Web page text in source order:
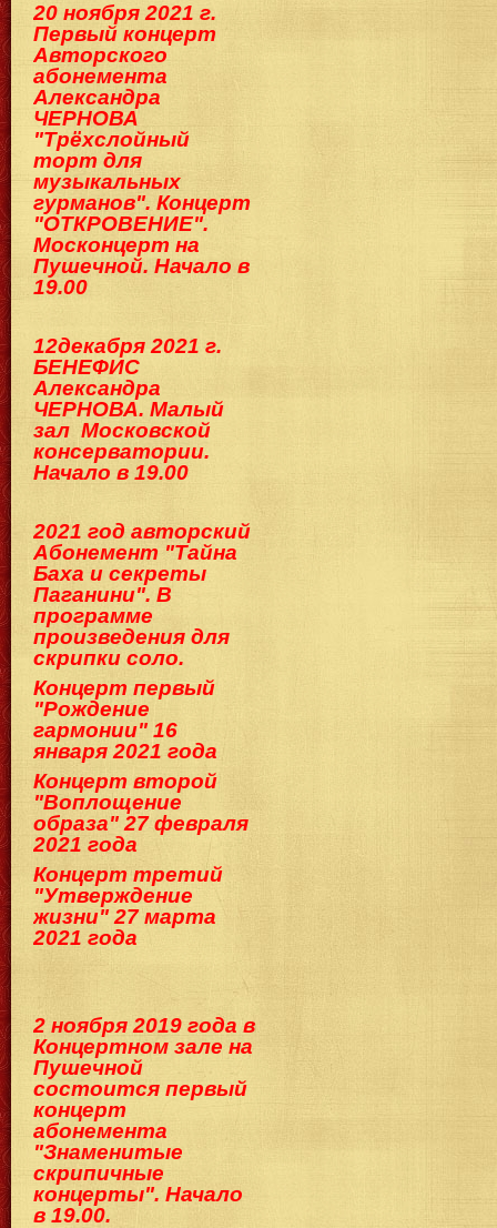
20 ноября 2021 г.
Первый концерт
Авторского
абонемента
Александра
ЧЕРНОВА
"Трёхслойный
торт для
музыкальных
гурманов". Концерт
"ОТКРОВЕНИЕ".
Москонцерт на
Пушечной. Начало в
19.00
12декабря 2021 г.
БЕНЕФИС
Александра
ЧЕРНОВА. Малый
зал Московской
консерватории.
Начало в 19.00
2021 год авторский
Абонемент "Тайна
Баха и секреты
Паганини". В
программе
произведения для
скрипки соло.
Концерт первый
"Рождение
гармонии" 16
января 2021 года
Концерт второй
"Воплощение
образа" 27 февраля
2021 года
Концерт третий
"Утверждение
жизни" 27 марта
2021 года
2 ноября 2019 года в
Концертном зале на
Пушечной
состоится первый
концерт
абонемента
"Знаменитые
скрипичные
концерты". Начало
в 19.00.